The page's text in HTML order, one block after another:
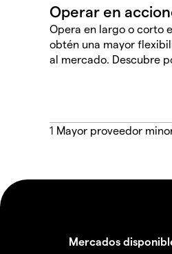
Opera en largo o corto
obtén una mayor
al mercado. Descubre
1 Mayor proveedor
Mercados